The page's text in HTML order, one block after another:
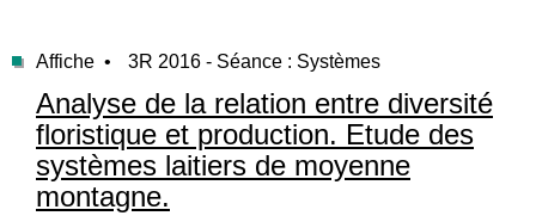
Affiche • 3R 2016 - Séance : Systèmes
Analyse de la relation entre diversité
floristique et production. Etude des
systèmes laitiers de moyenne
montagne.